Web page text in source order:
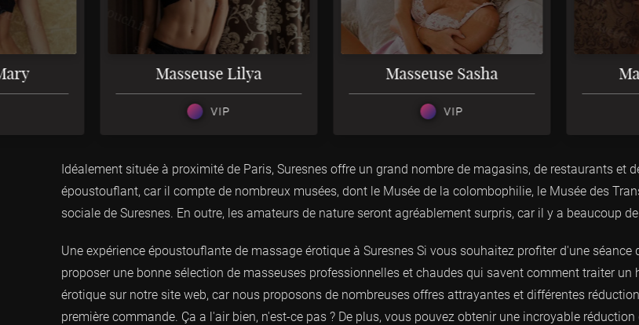
3
Masseuse Lilya
VIP
3
Masseuse Sasha
VIP
Idéalement située à proximité de Paris, Suresnes offre un grand nombre de magasins, de restaurants et
époustouflant, car il compte de nombreux musées, dont le Musée de la colombophilie, le Musée des
sociale de Suresnes. En outre, les amateurs de nature seront agréablement surpris, car il y a beaucoup
Une expérience époustouflante de massage érotique à Suresnes Si vous souhaitez profiter d'une
proposer une bonne sélection de masseuses professionnelles et chaudes qui savent comment traiter
érotique sur notre site web, car nous proposons de nombreuses offres attrayantes et différentes
première commande. Ça a l'air bien, n'est-ce pas ? De plus, vous pouvez obtenir une incroyable